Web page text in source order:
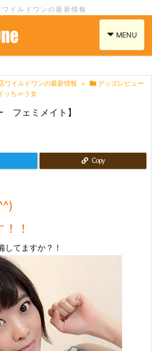
イルドワンの最新情報
navigation
MENU
ワイルドワンの最新情報 >
グッズレビュー
ッちゃう女
フェミメイト】
Copy
！
してますか？！